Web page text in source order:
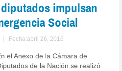
impulsan
Social
Fecha:abril 26, 2016
el Anexo de la Cámara de
de la Nación se realizó